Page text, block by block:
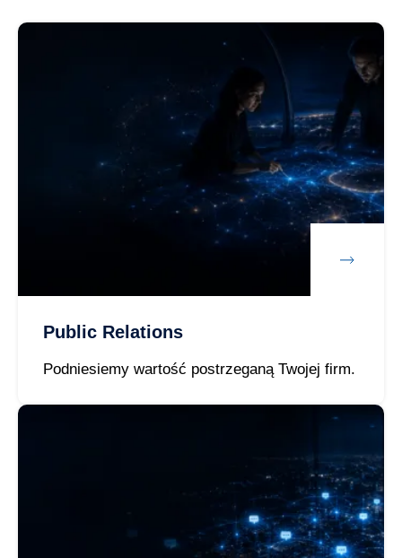
Public Relations
Podniesiemy wartość postrzeganą Twojej firm.